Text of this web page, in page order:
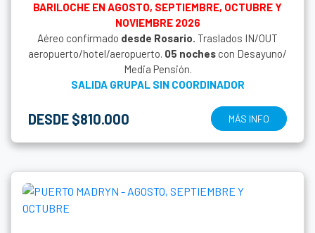
BARILOCHE EN AGOSTO, SEPTIEMBRE, OCTUBRE Y
NOVIEMBRE 2026
Aéreo confirmado desde Rosario. Traslados IN/OUT
aeropuerto/hotel/aeropuerto. 05 noches con Desayuno/
Media Pensión.
SALIDA GRUPAL SIN COORDINADOR
DESDE $810.000 MÁS INFO